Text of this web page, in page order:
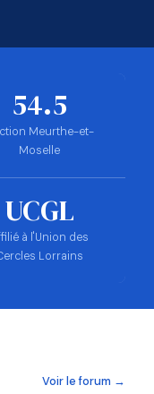
54.5
Meurthe-et-
Moselle
UCGL
à l'Union des
Lorrains
Voir le forum →